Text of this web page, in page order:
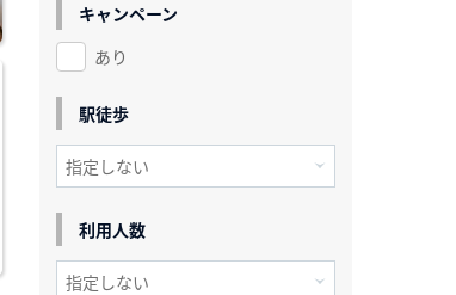
キャンペーン
あり
駅徒歩
利用人数